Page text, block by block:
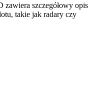
zawiera szczegółowy opis
takie jak radary czy